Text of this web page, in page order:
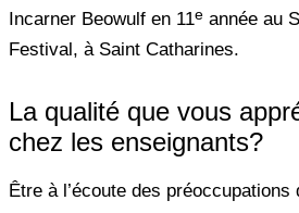
Incarner Beowulf en 11e année au
Festival, à Saint Catharines.
La qualité que vous
chez les enseignants?
Être à l’écoute des préoccupations